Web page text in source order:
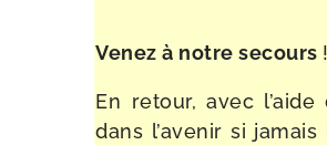
Venezà notre secours !
En retour, avec
dans l’a­ve­nir si